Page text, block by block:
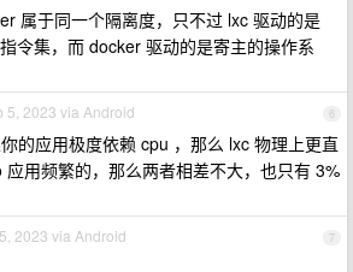
属于同一个隔离度，只不过 lxc 驱动的是
令集，而 docker 驱动的是寄主的操作系
6
5, 2023 via Android
的应用极度依赖 cpu ，那么 lxc 物理上更直
用频繁的，那么两者相差不大，也只有 3%
7
2023 via Android